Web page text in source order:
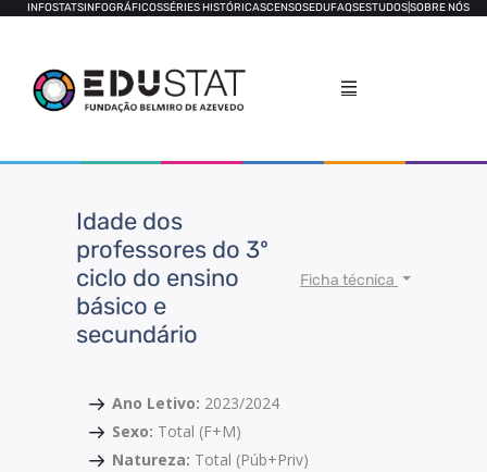
INFOSTATSINFOGRÁFICOSSÉRIES HISTÓRICASCENSOSEDUFAQSESTUDOSSOBRE NÓS
Idade dos
professores do 3º
ciclo do ensino
básico e
secundário
Ficha técnica
Ano Letivo: 2023/2024
Sexo: Total (F+M)
Natureza: Total (Púb+Priv)